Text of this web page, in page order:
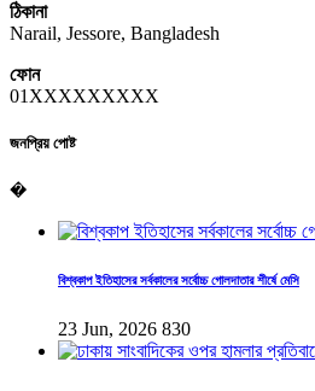
ঠিকানা
Narail, Jessore, Bangladesh
ফোন
01XXXXXXXXX
জনপ্রিয় পোষ্ট
�
বিশ্বকাপ ইতিহাসের সর্বকালের সর্বোচ্চ গোলদাতার শীর্ষে মেসি
23 Jun, 2026 830